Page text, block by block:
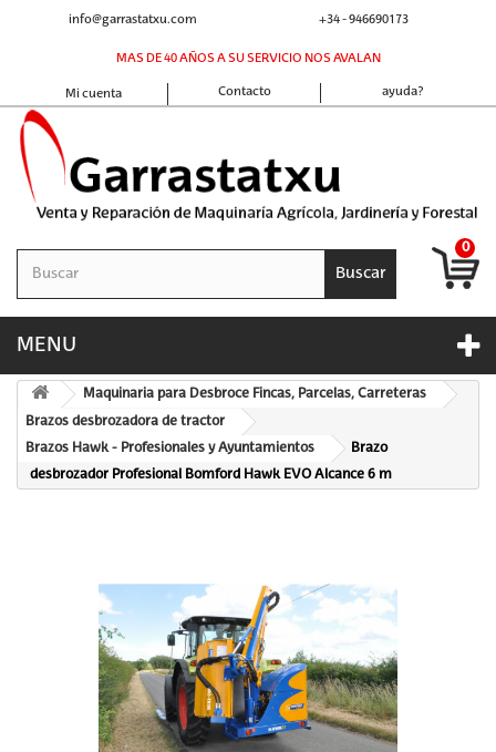
+34 - 946690173
info@garrastatxu.com
MAS DE 40 AÑOS A SU SERVICIO NOS AVALAN
ayuda?
Contacto
Mi cuenta
Buscar
0
MENU
Maquinaria para Desbroce Fincas, Parcelas, Carreteras
Brazos desbrozadora de tractor
Brazos Hawk - Profesionales y Ayuntamientos
Brazo
desbrozador Profesional Bomford Hawk EVO Alcance 6 m